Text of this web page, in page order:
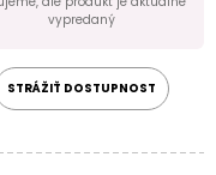
vypredaný
STRÁŽIŤ DOSTUPNOST